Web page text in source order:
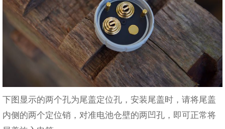
下图显示的两个孔为尾盖定位孔，安装尾盖时，请将尾盖
内侧的两个定位销，对准电池仓壁的两凹孔，即可正常将